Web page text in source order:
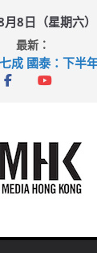
8日（星期六）
最新：
成 國泰：下半
維拉 啟德主場館